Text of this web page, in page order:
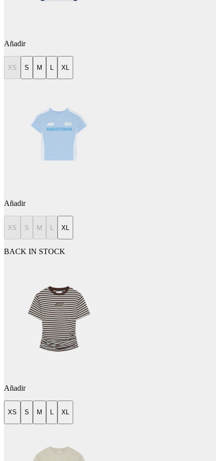
Añadir
XS S M L XL
Añadir
XS S M L XL
BACK IN STOCK
Añadir
XS S M L XL